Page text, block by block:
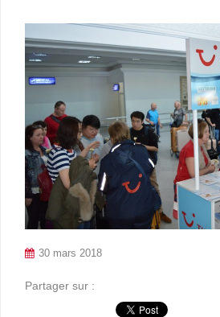
30 mars 2018
Partager sur :